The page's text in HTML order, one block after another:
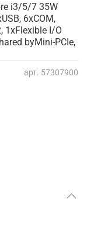
арт. 57307900
i3/5/7 35W
6xCOM,
1xFlexible I/O
byMini-PCIe,